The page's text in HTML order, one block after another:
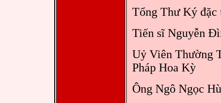
Tổng Thư Ký đặc
Tiến sĩ Nguyễn
Uỷ Viên Thường
Pháp Hoa Kỳ
Ông Ngô Ngọc